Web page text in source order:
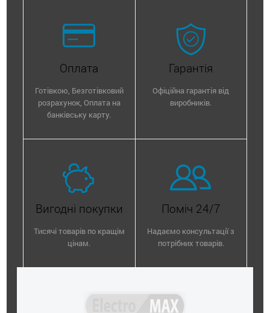
Оплата
Готівкою, Безготівковий
розрахунок, Оплата на
банківську карту.
Гарантія
Офіційна гарантія від
виробників.
Вигодні покупки
Тисячі товарів по кращім
цінам.
Поміч 24/7
Надаємо консультації з
потрібних товарів.